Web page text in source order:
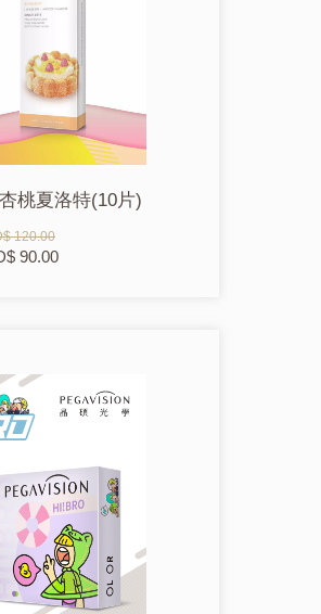
桃夏洛特(10片)
120.00
90.00